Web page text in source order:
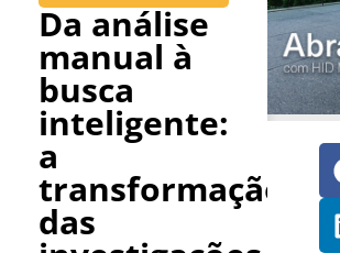
Da análise
manual à
busca
inteligente:
a
transformação
das